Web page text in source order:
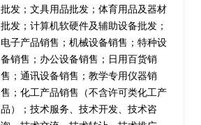
批发；文具用品批发；体育用品及器材
批发；计算机软硬件及辅助设备批发；
电子产品销售；机械设备销售；特种设
备销售；办公设备销售；日用百货销
售；通讯设备销售；教学专用仪器销
售；化工产品销售（不含许可类化工产
品）；技术服务、技术开发、技术咨